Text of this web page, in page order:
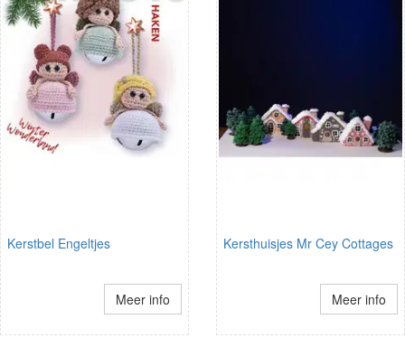
Kerstbel Engeltjes
Meer info
Kersthuisjes Mr Cey Cottages
Meer info